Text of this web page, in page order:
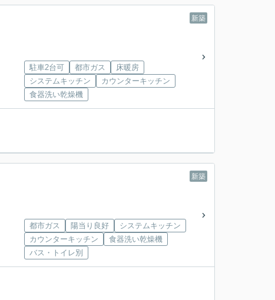
新築
駐車2台可 都市ガス
床暖房
システムキッチン
カウンターキッチン
食器洗い乾燥機
新築
都市ガス 陽当り良好
システムキッチン
カウンターキッチン
食器洗い乾燥機
バス・トイレ別